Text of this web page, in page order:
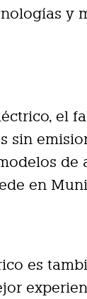
y
el
sin
de
en
es